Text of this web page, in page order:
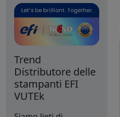
Trend
Distributore delle
stampanti EFI
VUTEk